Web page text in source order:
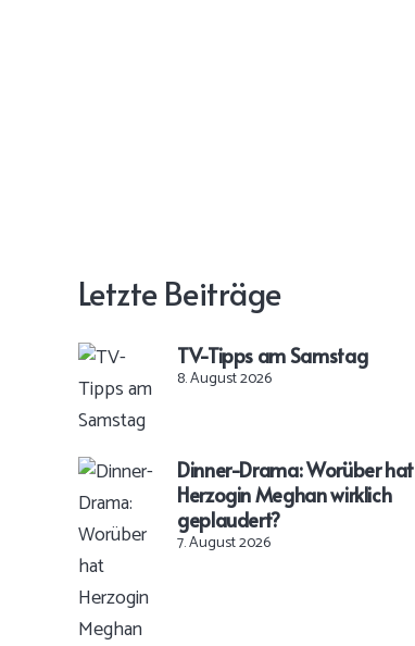
Letzte Beiträge
TV-Tipps am Samstag
8. August 2026
Dinner-Drama: Worüber hat
Herzogin Meghan wirklich
geplaudert?
7. August 2026